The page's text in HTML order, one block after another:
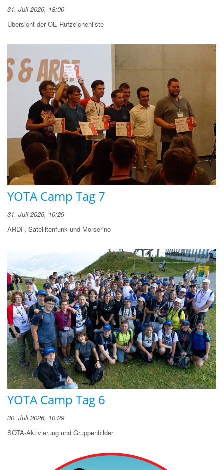
31. Juli 2026, 18:00
Übersicht der OE Rufzeichenliste
YOTA Camp Tag 7
31. Juli 2026, 10:29
ARDF, Satellitenfunk und Morserino
YOTA Camp Tag 6
30. Juli 2026, 10:29
SOTA-Aktivierung und Gruppenbilder